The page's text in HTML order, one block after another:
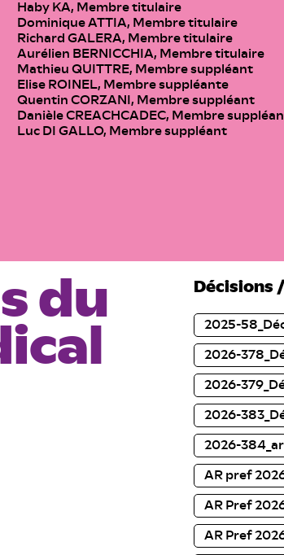
Haby KA, Membre titulaire
Dominique ATTIA, Membre titulaire
Richard GALERA, Membre titulaire
Aurélien BERNICCHIA, Membre titulaire
Mathieu QUITTRE, Membre suppléant
Elise ROINEL, Membre suppléante
Quentin CORZANI, Membre suppléant
Danièle CREACHCADEC, Membre
Luc DI GALLO, Membre suppléant
du
Décisions
2025-
2026-
2026-
2026-
2026-
AR pref
AR Pref
AR Pref